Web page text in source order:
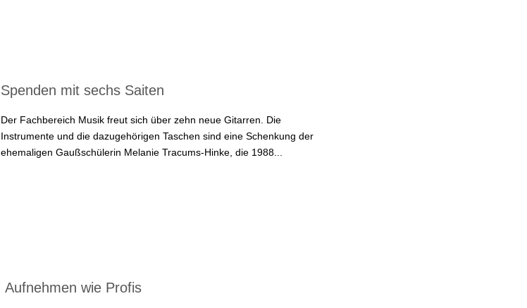
Spenden mit sechs Saiten
Der Fachbereich Musik freut sich über zehn neue Gitarren. Die
Instrumente und die dazugehörigen Taschen sind eine Schenkung der
ehemaligen Gaußschülerin Melanie Tracums-Hinke, die 1988...
Aufnehmen wie Profis